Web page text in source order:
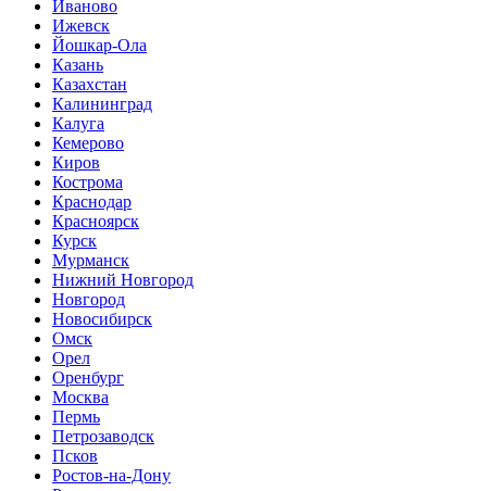
Иваново
Ижевск
Йошкар-Ола
Казань
Казахстан
Калининград
Калуга
Кемерово
Киров
Кострома
Краснодар
Красноярск
Курск
Мурманск
Нижний Новгород
Новгород
Новосибирск
Омск
Орел
Оренбург
Москва
Пермь
Петрозаводск
Псков
Ростов-на-Дону